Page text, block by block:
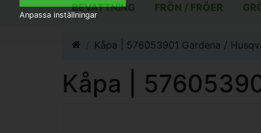
BEVATTNING FRÖN / FRÖER
Kåpa | 576053901 Gardena /
Kåpa |
Anpassa inställningar